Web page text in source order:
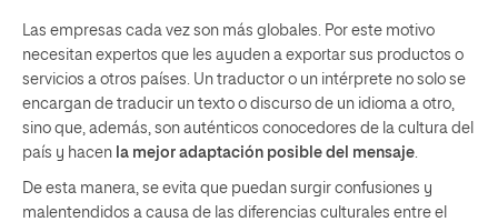
Las empresas cada vez son más globales. Por este motivo
necesitan expertos que les ayuden a exportar sus productos o
servicios a otros países. Un traductor o un intérprete no solo se
encargan de traducir un texto o discurso de un idioma a otro,
sino que, además, son auténticos conocedores de la cultura del
país y hacen la mejor adaptación posible del mensaje.
De esta manera, se evita que puedan surgir confusiones y
malentendidos a causa de las diferencias culturales entre el